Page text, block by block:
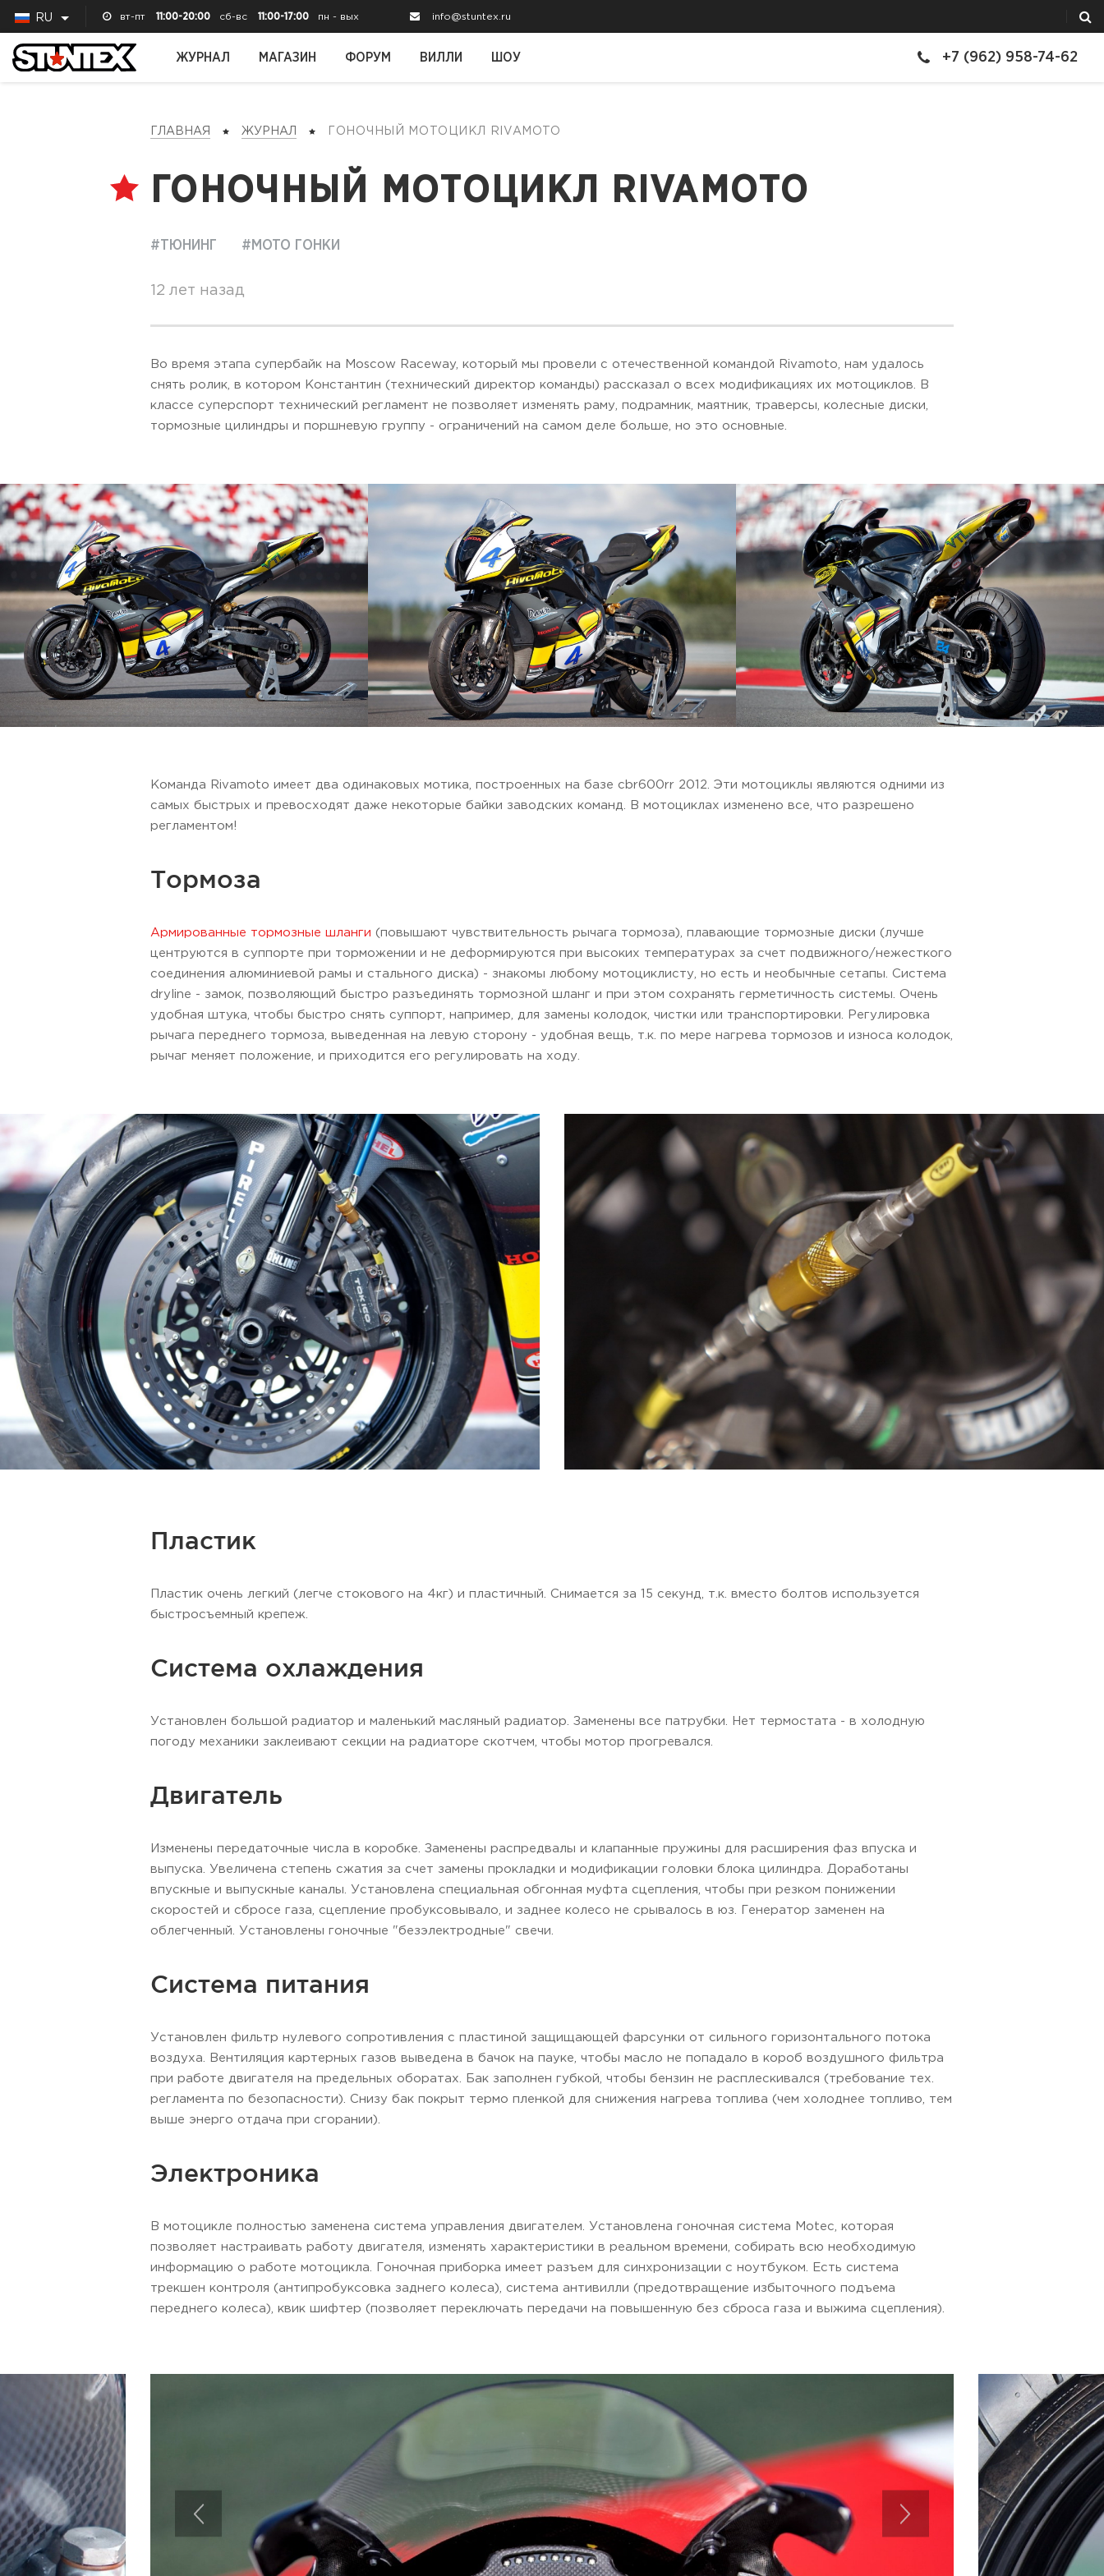
RU вт-пт 11:00-20:00 сб-вс 11:00-17:00 пн - вых info@stuntex.ru
ЖУРНАЛ МАГАЗИН ФОРУМ ВИЛЛИ ШОУ +7 (962) 958-74-62
ГЛАВНАЯ ЖУРНАЛ ГОНОЧНЫЙ МОТОЦИКЛ RIVAMOTO
ГОНОЧНЫЙ МОТОЦИКЛ RIVAMOTO
#ТЮНИНГ #МОТО ГОНКИ
12 лет назад
Во время этапа супербайк на Moscow Raceway, который мы провели с отечественной командой Rivamoto, нам удалось
снять ролик, в котором Константин (технический директор команды) рассказал о всех модификациях их мотоциклов. В
классе суперспорт технический регламент не позволяет изменять раму, подрамник, маятник, траверсы, колесные диски,
тормозные цилиндры и поршневую группу - ограничений на самом деле больше, но это основные.
Команда Rivamoto имеет два одинаковых мотика, построенных на базе cbr600rr 2012. Эти мотоциклы являются одними из
самых быстрых и превосходят даже некоторые байки заводских команд. В мотоциклах изменено все, что разрешено
регламентом!
Тормоза
Армированные тормозные шланги (повышают чувствительность рычага тормоза), плавающие тормозные диски (лучше
центруются в суппорте при торможении и не деформируются при высоких температурах за счет подвижного/нежесткого
соединения алюминиевой рамы и стального диска) - знакомы любому мотоциклисту, но есть и необычные сетапы. Система
dryline - замок, позволяющий быстро разъединять тормозной шланг и при этом сохранять герметичность системы. Очень
удобная штука, чтобы быстро снять суппорт, например, для замены колодок, чистки или транспортировки. Регулировка
рычага переднего тормоза, выведенная на левую сторону - удобная вещь, т.к. по мере нагрева тормозов и износа колодок,
рычаг меняет положение, и приходится его регулировать на ходу.
Пластик
Пластик очень легкий (легче стокового на 4кг) и пластичный. Снимается за 15 секунд, т.к. вместо болтов используется
быстросъемный крепеж.
Система охлаждения
Установлен большой радиатор и маленький масляный радиатор. Заменены все патрубки. Нет термостата - в холодную
погоду механики заклеивают секции на радиаторе скотчем, чтобы мотор прогревался.
Двигатель
Изменены передаточные числа в коробке. Заменены распредвалы и клапанные пружины для расширения фаз впуска и
выпуска. Увеличена степень сжатия за счет замены прокладки и модификации головки блока цилиндра. Доработаны
впускные и выпускные каналы. Установлена специальная обгонная муфта сцепления, чтобы при резком понижении
скоростей и сбросе газа, сцепление пробуксовывало, и заднее колесо не срывалось в юз. Генератор заменен на
облегченный. Установлены гоночные "безэлектродные" свечи.
Система питания
Установлен фильтр нулевого сопротивления с пластиной защищающей фарсунки от сильного горизонтального потока
воздуха. Вентиляция картерных газов выведена в бачок на пауке, чтобы масло не попадало в короб воздушного фильтра
при работе двигателя на предельных оборатах. Бак заполнен губкой, чтобы бензин не расплескивался (требование тех.
регламента по безопасности). Снизу бак покрыт термо пленкой для снижения нагрева топлива (чем холоднее топливо, тем
выше энерго отдача при сгорании).
Электроника
В мотоцикле полностью заменена система управления двигателем. Установлена гоночная система Motec, которая
позволяет настраивать работу двигателя, изменять характеристики в реальном времени, собирать всю необходимую
информацию о работе мотоцикла. Гоночная приборка имеет разъем для синхронизации с ноутбуком. Есть система
трекшен контроля (антипробуксовка заднего колеса), система антивилли (предотвращение избыточного подъема
переднего колеса), квик шифтер (позволяет переключать передачи на повышенную без сброса газа и выжима сцепления).